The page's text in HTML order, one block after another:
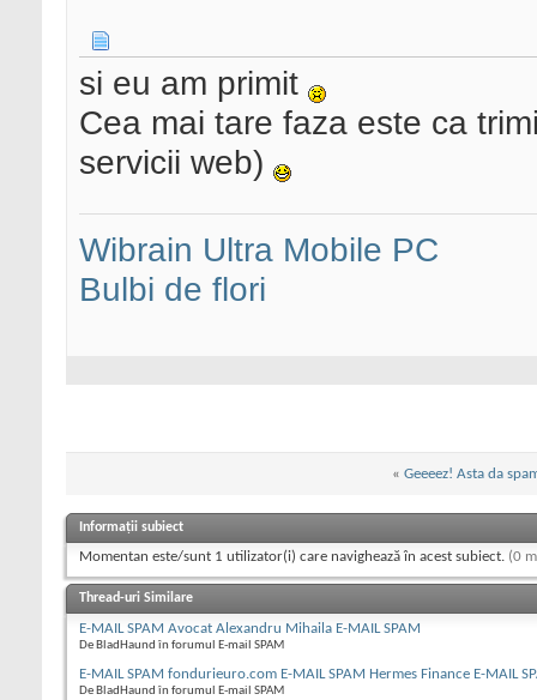
si eu am primit
Cea mai tare faza este ca
servicii web)
Wibrain Ultra Mobile PC
Bulbi de flori
« Geeeez! Asta da
Informații subiect
Momentan este/sunt 1 utilizator(i) care navighează în acest subiect. (0
Thread-uri Similare
E-MAIL SPAM Avocat Alexandru Mihaila E-MAIL SPAM
De BladHaund în forumul E-mail SPAM
E-MAIL SPAM fondurieuro.com E-MAIL SPAM Hermes Finance E-MAIL
De BladHaund în forumul E-mail SPAM